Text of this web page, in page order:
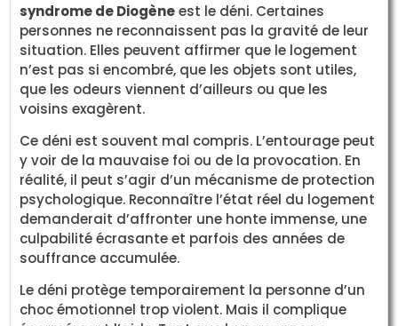
syndrome de Diogèneest le déni. Certaines
personnes ne reconnaissent pas la gravité de leur
situation. Elles peuvent affirmer que le logement
n’est pas si encombré, que les objets sont utiles,
que les odeurs viennent d’ailleurs ou que les
voisins exagèrent.
Ce déni est souvent mal compris. L’entourage peut
y voir de la mauvaise foi ou de la provocation. En
réalité, il peut s’agir d’un mécanisme de protection
psychologique. Reconnaître l’état réel du logement
demanderait d’affronter une honte immense, une
culpabilité écrasante et parfois des années de
souffrance accumulée.
Le déni protège temporairement la personne d’un
choc émotionnel trop violent. Mais il complique